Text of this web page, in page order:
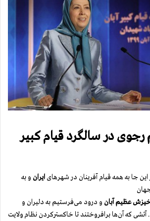
رجوی در سالگرد قیام کبیر
جا به همه قیام آفرینان در شهرهای ایران و به
عظیم آبان و درود می‌فرستیم به‌ دلیران و
آتشی که آن‌ها برافروختند تا خاکستر‌کردن نظام ولایت